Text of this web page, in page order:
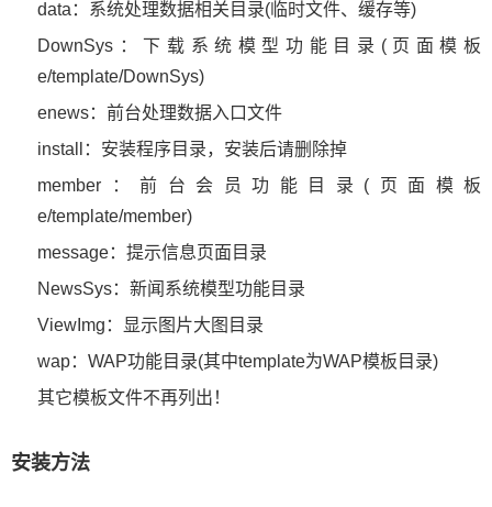
data：系统处理数据相关目录(临时文件、缓存等)
DownSys：下载系统模型功能目录(页面模板
e/template/DownSys)
enews：前台处理数据入口文件
install：安装程序目录，安装后请删除掉
member：前台会员功能目录(页面模板
e/template/member)
message：提示信息页面目录
NewsSys：新闻系统模型功能目录
ViewImg：显示图片大图目录
wap：WAP功能目录(其中template为WAP模板目录)
其它模板文件不再列出！
安装方法